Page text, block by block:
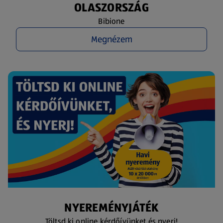
OLASZORSZÁG
Bibione
Megnézem
NYEREMÉNYJÁTÉK